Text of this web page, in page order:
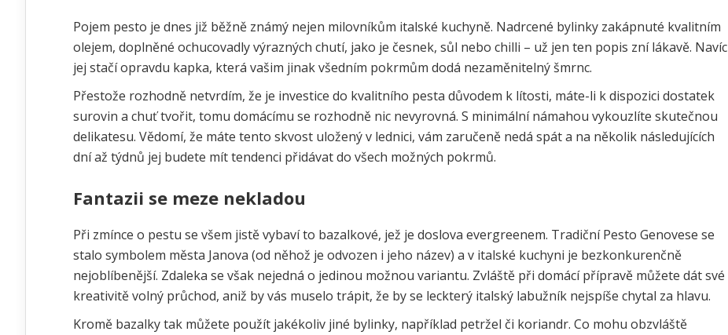
Pojem pesto je dnes již běžně známý nejen milovníkům italské kuchyně. Nadrcené bylinky zakápnuté kvalitním
olejem, doplněné ochucovadly výrazných chutí, jako je česnek, sůl nebo chilli – už jen ten popis zní lákavě. Navíc
jej stačí opravdu kapka, která vašim jinak všedním pokrmům dodá nezaměnitelný šmrnc.
Přestože rozhodně netvrdím, že je investice do kvalitního pesta důvodem k lítosti, máte-li k dispozici dostatek
surovin a chuť tvořit, tomu domácímu se rozhodně nic nevyrovná. S minimální námahou vykouzlíte skutečnou
delikatesu. Vědomí, že máte tento skvost uložený v lednici, vám zaručeně nedá spát a na několik následujících
dní až týdnů jej budete mít tendenci přidávat do všech možných pokrmů.
Fantazii se meze nekladou
Při zmínce o pestu se všem jistě vybaví to bazalkové, jež je doslova evergreenem. Tradiční Pesto Genovese se
stalo symbolem města Janova (od něhož je odvozen i jeho název) a v italské kuchyni je bezkonkurenčně
nejoblíbenější. Zdaleka se však nejedná o jedinou možnou variantu. Zvláště při domácí přípravě můžete dát své
kreativitě volný průchod, aniž by vás muselo trápit, že by se leckterý italský labužník nejspíše chytal za hlavu.
Kromě bazalky tak můžete použít jakékoliv jiné bylinky, například petržel či koriandr. Co mohu obzvláště